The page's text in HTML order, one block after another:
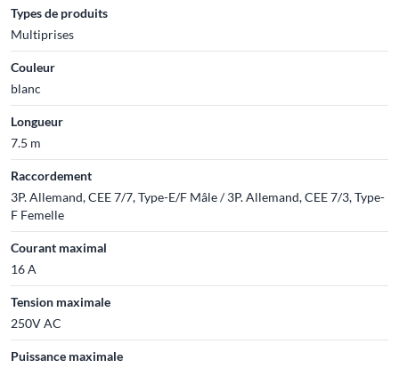
Types de produits
Multiprises
Couleur
blanc
Longueur
7.5 m
Raccordement
3P. Allemand, CEE 7/7, Type-E/F Mâle / 3P. Allemand, CEE 7/3, Type-
F Femelle
Courant maximal
16 A
Tension maximale
250V AC
Puissance maximale